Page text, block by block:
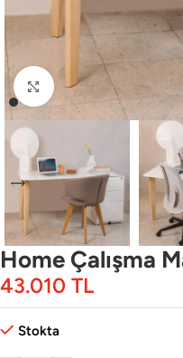
Büyütmek için tıklayın
Home Çalışma
43.010 TL
Stokta